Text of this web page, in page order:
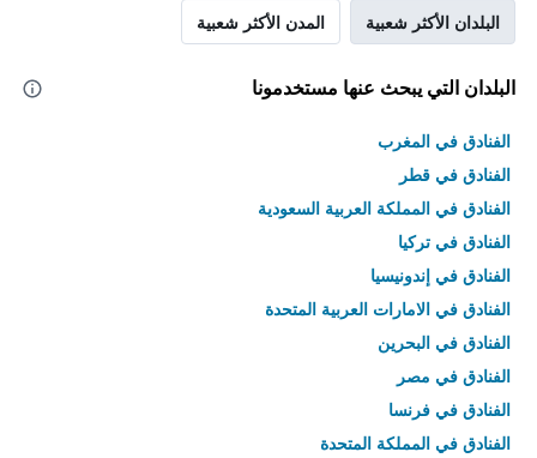
البلدان الأكثر شعبية المدن الأكثر شعبية
البلدان التي يبحث عنها مستخدمونا
الفنادق في المغرب
الفنادق في قطر
الفنادق في المملكة العربية السعودية
الفنادق في تركيا
الفنادق في إندونيسيا
الفنادق في الامارات العربية المتحدة
الفنادق في البحرين
الفنادق في مصر
الفنادق في فرنسا
الفنادق في المملكة المتحدة